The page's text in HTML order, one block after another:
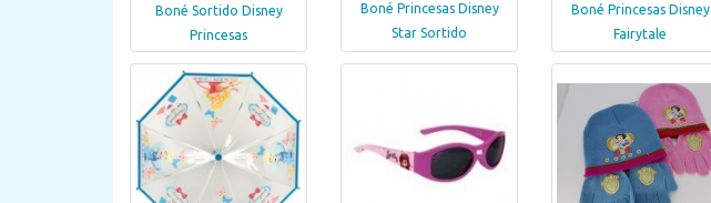
Boné Sortido Disney
Princesas
Boné Princesas Disney
Star Sortido
Boné Princesas Disney
Fairytale